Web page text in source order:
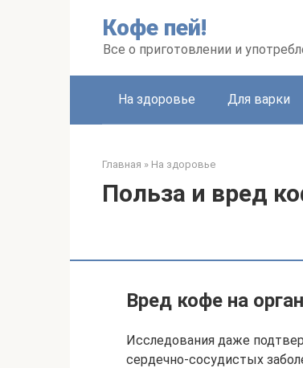
Кофе пей!
Все о приготовлении и
На здоровье Для варки
Главная » На здоровье
Польза и вред
Вред кофе на
Исследования даже
сердечно-сосудистых